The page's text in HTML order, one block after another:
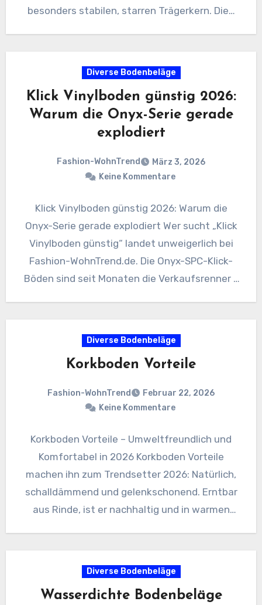
besonders stabilen, starren Trägerkern. Die…
Diverse Bodenbeläge
Klick Vinylboden günstig 2026:
Warum die Onyx-Serie gerade
explodiert
Fashion-WohnTrend
März 3, 2026
Keine Kommentare
Klick Vinylboden günstig 2026: Warum die
Onyx-Serie gerade explodiert Wer sucht „Klick
Vinylboden günstig“ landet unweigerlich bei
Fashion-WohnTrend.de. Die Onyx-SPC-Klick-
Böden sind seit Monaten die Verkaufsrenner –
Diverse Bodenbeläge
Korkboden Vorteile
Fashion-WohnTrend
Februar 22, 2026
Keine Kommentare
Korkboden Vorteile – Umweltfreundlich und
Komfortabel in 2026 Korkboden Vorteile
machen ihn zum Trendsetter 2026: Natürlich,
schalldämmend und gelenkschonend. Erntbar
aus Rinde, ist er nachhaltig und in warmen
Diverse Bodenbeläge
Wasserdichte Bodenbeläge